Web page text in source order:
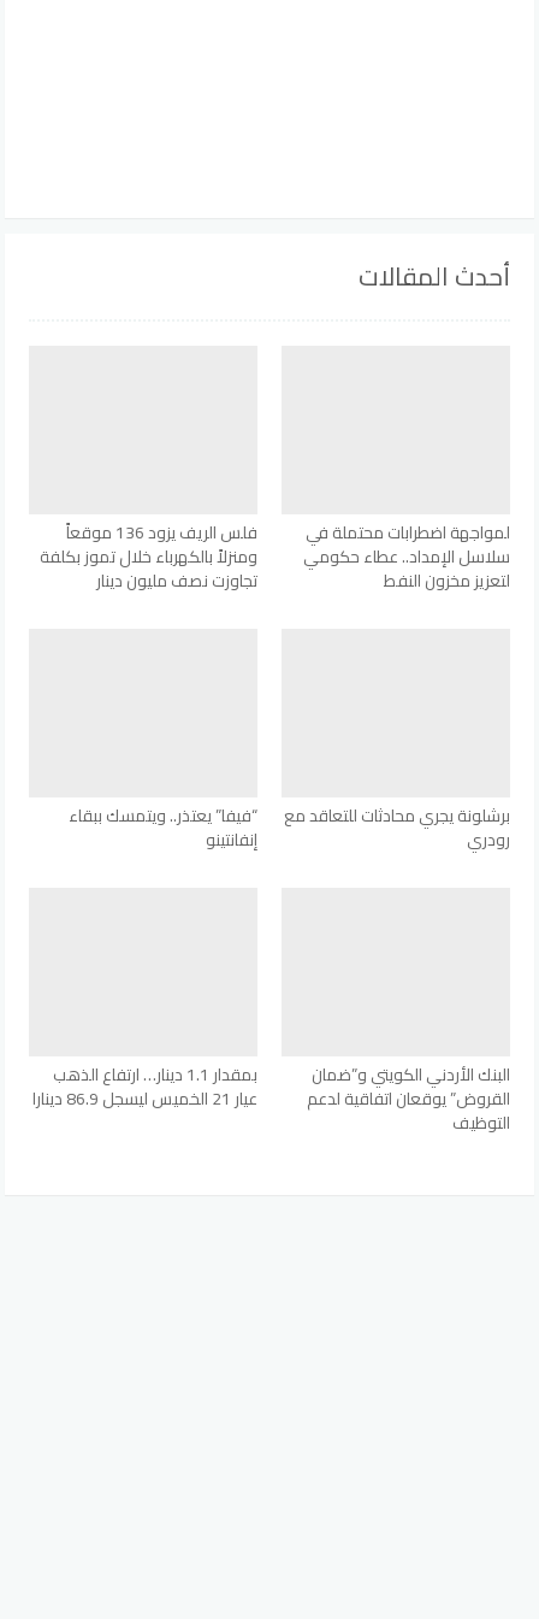
أحدث المقالات
لمواجهة اضطرابات محتملة في
سلاسل الإمداد.. عطاء حكومي
لتعزيز مخزون النفط
فلس الريف يزود 136 موقعاً
ومنزلاً بالكهرباء خلال تموز بكلفة
تجاوزت نصف مليون دينار
برشلونة يجري محادثات للتعاقد مع
رودري
“فيفا” يعتذر.. ويتمسك ببقاء
إنفانتينو
البنك الأردني الكويتي و”ضمان
القروض” يوقعان اتفاقية لدعم
التوظيف
بمقدار 1.1 دينار… ارتفاع الذهب
عيار 21 الخميس ليسجل 86.9 دينارا